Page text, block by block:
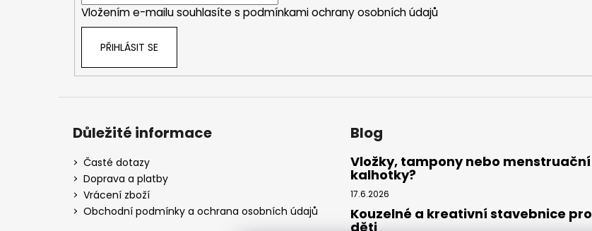
Vložením e-mailu souhlasíte s podmínkami ochrany osobních údajů
PŘIHLÁSIT SE
Důležité informace
Časté dotazy
Doprava a platby
Vrácení zboží
Obchodní podmínky a ochrana osobních údajů
Blog
Vložky, tampony nebo menstruační
kalhotky?
17.6.2026
Kouzelné a kreativní stavebnice pro
děti